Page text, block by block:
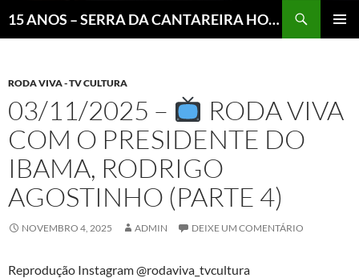
15 ANOS – SERRA DA CANTAREIRA HOJE E COTIDIANO DO BRASIL E DO MUNDO
RODA VIVA - TV CULTURA
03/11/2025 –
RODA VIVA
COM O PRESIDENTE DO
IBAMA, RODRIGO
AGOSTINHO (PARTE 4)
NOVEMBRO 4, 2025 ADMIN DEIXE UM COMENTÁRIO
Reprodução Instagram @rodaviva_tvcultura